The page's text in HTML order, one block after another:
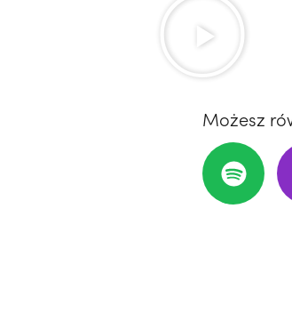
Możesz